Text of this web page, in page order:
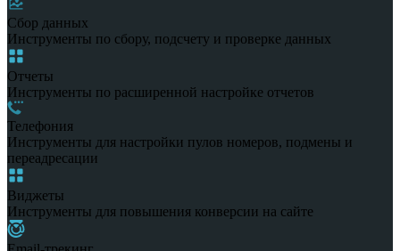
Сбор данных
Инструменты по сбору, подсчету и проверке данных
Отчеты
Инструменты по расширенной настройке отчетов
Телефония
Инструменты для настройки пулов номеров, подмены и
переадресации
Виджеты
Инструменты для повышения конверсии на сайте